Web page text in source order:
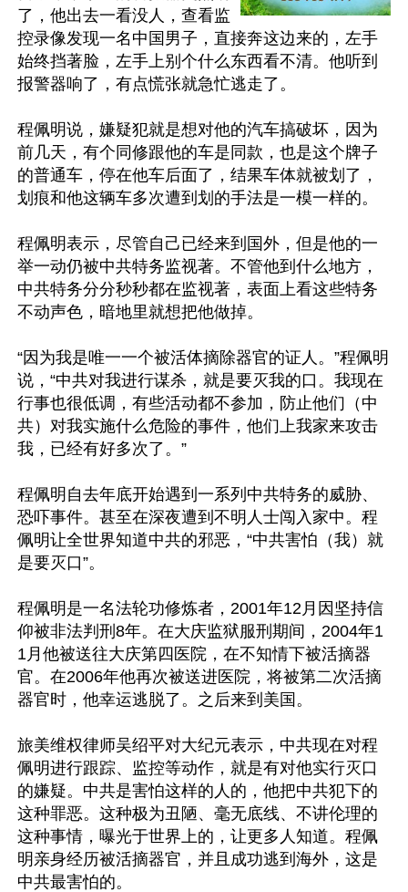
了，他出去一看没人，查看监
控录像发现一名中国男子，直接奔这边来的，左手
始终挡著脸，左手上别个什么东西看不清。他听到
报警器响了，有点慌张就急忙逃走了。
程佩明说，嫌疑犯就是想对他的汽车搞破坏，因为
前几天，有个同修跟他的车是同款，也是这个牌子
的普通车，停在他车后面了，结果车体就被划了，
划痕和他这辆车多次遭到划的手法是一模一样的。
程佩明表示，尽管自己已经来到国外，但是他的一
举一动仍被中共特务监视著。不管他到什么地方，
中共特务分分秒秒都在监视著，表面上看这些特务
不动声色，暗地里就想把他做掉。
“因为我是唯一一个被活体摘除器官的证人。”程佩明
说，“中共对我进行谋杀，就是要灭我的口。我现在
行事也很低调，有些活动都不参加，防止他们（中
共）对我实施什么危险的事件，他们上我家来攻击
我，已经有好多次了。”
程佩明自去年底开始遇到一系列中共特务的威胁、
恐吓事件。甚至在深夜遭到不明人士闯入家中。程
佩明让全世界知道中共的邪恶，“中共害怕（我）就
是要灭口”。
程佩明是一名法轮功修炼者，2001年12月因坚持信
仰被非法判刑8年。在大庆监狱服刑期间，2004年1
1月他被送往大庆第四医院，在不知情下被活摘器
官。在2006年他再次被送进医院，将被第二次活摘
器官时，他幸运逃脱了。之后来到美国。
旅美维权律师吴绍平对大纪元表示，中共现在对程
佩明进行跟踪、监控等动作，就是有对他实行灭口
的嫌疑。中共是害怕这样的人的，他把中共犯下的
这种罪恶。这种极为丑陋、毫无底线、不讲伦理的
这种事情，曝光于世界上的，让更多人知道。程佩
明亲身经历被活摘器官，并且成功逃到海外，这是
中共最害怕的。